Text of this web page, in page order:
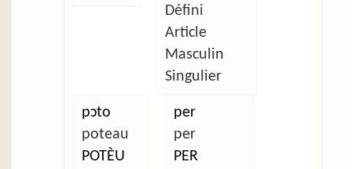
Défini
Article
Masculin
Singulier
pɔto
poteau
POTÈU
per
per
PER